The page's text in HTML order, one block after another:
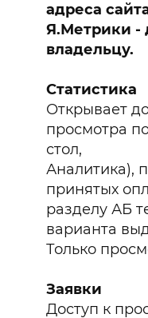
адреса
Я.Метрики -
владельцу.
Статистика
Открывает
просмотра
стол,
Аналитика),
принятых
разделу АБ
варианта
Только
Заявки
Доступ к